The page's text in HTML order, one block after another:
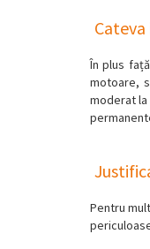
În plus
motoare,
moderat
Pentru